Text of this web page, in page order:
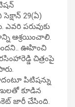
29(ఏ)
పరువుకు
ఆశ్రయించాలి.
ఊహించి
చిత్రంపై
పిటిషన్ను
కూడిన
జారీ చేసింది.